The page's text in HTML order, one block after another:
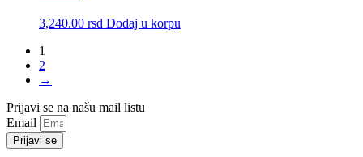
3,240.00 rsd Dodaj u korpu
1
2
→
Prijavi se na našu mail listu
Email
Prijavi se